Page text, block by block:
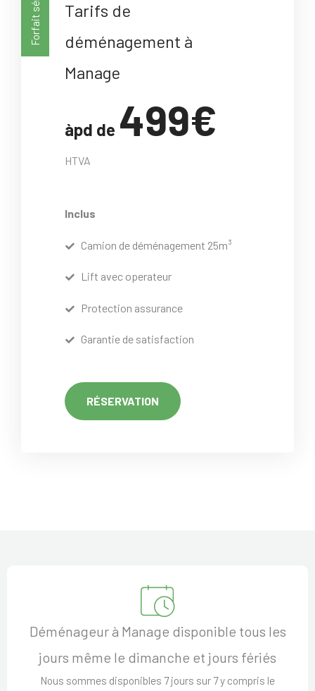
Tarifs de
déménagement à
Manage
àpd de 499€
HTVA
Inclus
Camion de déménagement 25m³
Lift avec operateur
Protection assurance
Garantie de satisfaction
RÉSERVATION
Déménageur à Manage disponible tous les
jours même le dimanche et jours fériés
Nous sommes disponibles 7 jours sur 7 y compris le